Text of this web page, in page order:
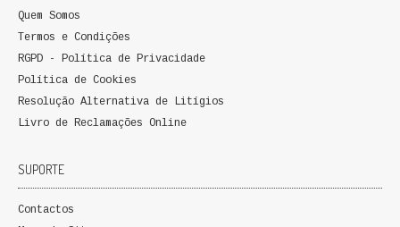
Quem Somos
Termos e Condições
RGPD - Política de Privacidade
Política de Cookies
Resolução Alternativa de Litígios
Livro de Reclamações Online
SUPORTE
Contactos